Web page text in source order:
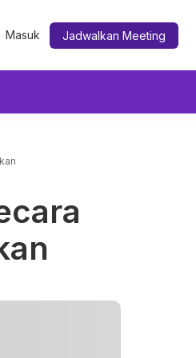
Masuk Jadwalkan Meeting